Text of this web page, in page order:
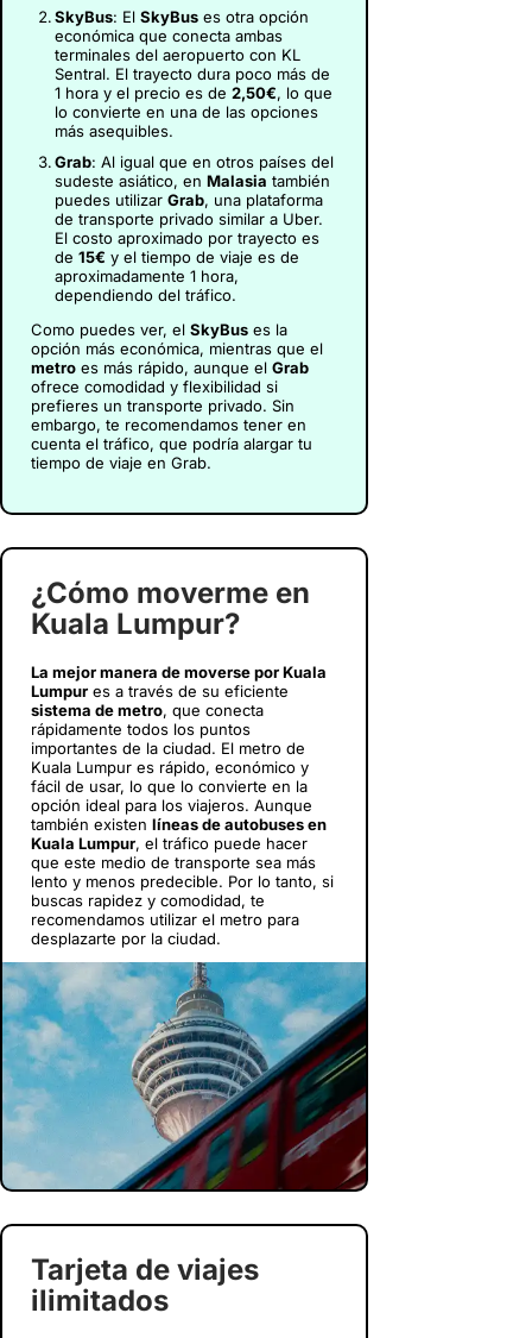
SkyBus: El SkyBus es otra opción
económica que conecta ambas
terminales del aeropuerto con KL
Sentral. El trayecto dura poco más de
1 hora y el precio es de 2,50€, lo que
lo convierte en una de las opciones
más asequibles.
Grab: Al igual que en otros países del
sudeste asiático, en Malasia también
puedes utilizar Grab, una plataforma
de transporte privado similar a Uber.
El costo aproximado por trayecto es
de 15€ y el tiempo de viaje es de
aproximadamente 1 hora,
dependiendo del tráfico.
Como puedes ver, el SkyBus es la
opción más económica, mientras que el
metro es más rápido, aunque el Grab
ofrece comodidad y flexibilidad si
prefieres un transporte privado. Sin
embargo, te recomendamos tener en
cuenta el tráfico, que podría alargar tu
tiempo de viaje en Grab.
¿Cómo moverme en
Kuala Lumpur?
La mejor manera de moverse por Kuala
Lumpur es a través de su eficiente
sistema de metro, que conecta
rápidamente todos los puntos
importantes de la ciudad. El metro de
Kuala Lumpur es rápido, económico y
fácil de usar, lo que lo convierte en la
opción ideal para los viajeros. Aunque
también existen líneas de autobuses en
Kuala Lumpur, el tráfico puede hacer
que este medio de transporte sea más
lento y menos predecible. Por lo tanto, si
buscas rapidez y comodidad, te
recomendamos utilizar el metro para
desplazarte por la ciudad.
Tarjeta de viajes
ilimitados